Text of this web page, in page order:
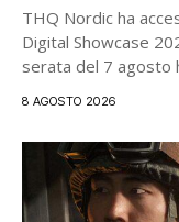
THQ Nordic ha
Digital Showcase
serata del 7 agosto
8 AGOSTO 2026